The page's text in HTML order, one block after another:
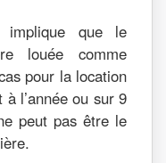
implique que le
louée comme
pour la location
à l’année ou sur 9
peut pas être le